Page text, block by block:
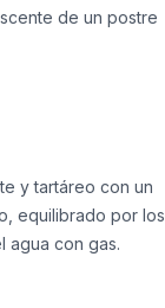
de un postre
y tartáreo con un
equilibrado por los
agua con gas.